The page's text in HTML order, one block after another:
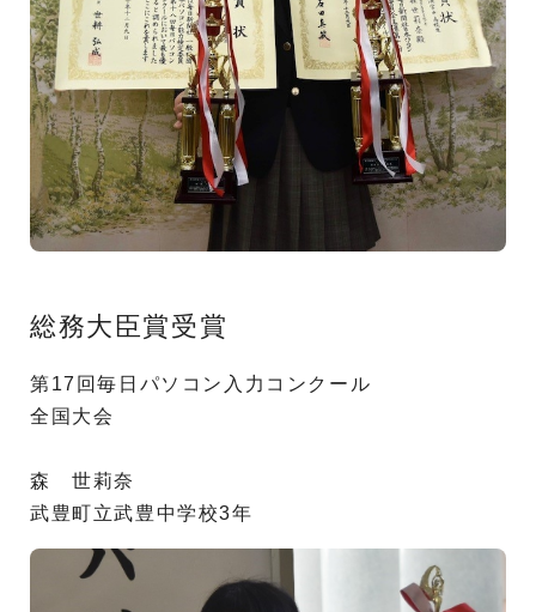
総務大臣賞受賞
第17回毎日パソコン入力コンクール
全国大会
森 世莉奈
武豊町立武豊中学校3年